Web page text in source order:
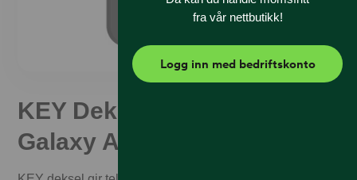
KEY Deksel Samsung
Galaxy A56/A36 Black
fra vår nettbutikk!
Logg inn med bedriftskonto